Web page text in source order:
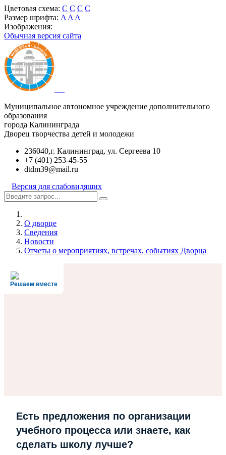
Цветовая схема: C C C C
Размер шрифта: A A A
Изображения:
Обычная версия сайта
Муниципальное автономное учреждение дополнительного
образования
города Калининграда
Дворец творчества детей и молодежи
236040,г. Калининград, ул. Сергеева 10
+7 (401) 253-45-55
dtdm39@mail.ru
Версия для слабовидящих
О дворце
Сведения
Новости
Отчеты о мероприятиях, встречах, событиях Дворца
Решаем вместе
Есть предложения по организации
учебного процесса или знаете, как
сделать школу лучше?